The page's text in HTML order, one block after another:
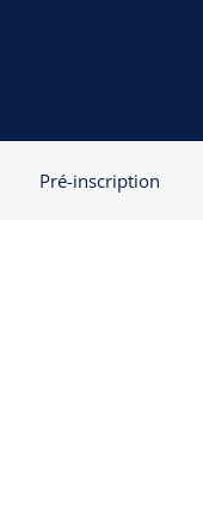
Pré-inscription